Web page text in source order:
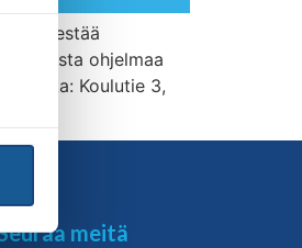
järjestää
ohjelmaa
Paikka: Koulutie 3,
meitä